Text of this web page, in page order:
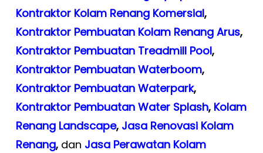
Kontraktor Kolam Renang Komersial,
Kontraktor Pembuatan Kolam Renang Arus,
Kontraktor Pembuatan Treadmill Pool,
Kontraktor Pembuatan Waterboom,
Kontraktor Pembuatan Waterpark,
Kontraktor Pembuatan Water Splash, Kolam
Renang Landscape, Jasa Renovasi Kolam
Renang, dan Jasa Perawatan Kolam